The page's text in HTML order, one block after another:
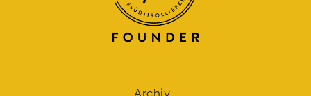
Archiv